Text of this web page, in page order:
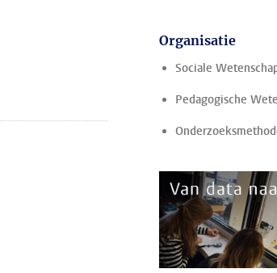
Organisatie
Sociale
Pedagogische